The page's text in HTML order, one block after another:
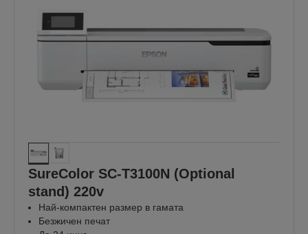
SureColor SC-T3100N (Optional
stand) 220v
Най-компактен размер в гамата
Безжичен печат